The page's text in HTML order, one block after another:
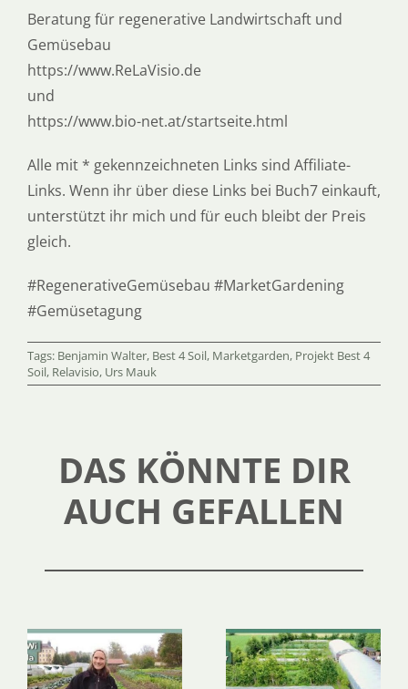
Beratung für regenerative Landwirtschaft und
Gemüsebau
https://www.ReLaVisio.de
und
https://www.bio-net.at/startseite.html
Alle mit * gekennzeichneten Links sind Affiliate-
Links. Wenn ihr über diese Links bei Buch7 einkauft,
unterstützt ihr mich und für euch bleibt der Preis
gleich.
#RegenerativeGemüsebau #MarketGardening
#Gemüsetagung
Tags: Benjamin Walter, Best 4 Soil, Marketgarden, Projekt Best 4
Soil, Relavisio, Urs Mauk
DAS KÖNNTE DIR
AUCH GEFALLEN